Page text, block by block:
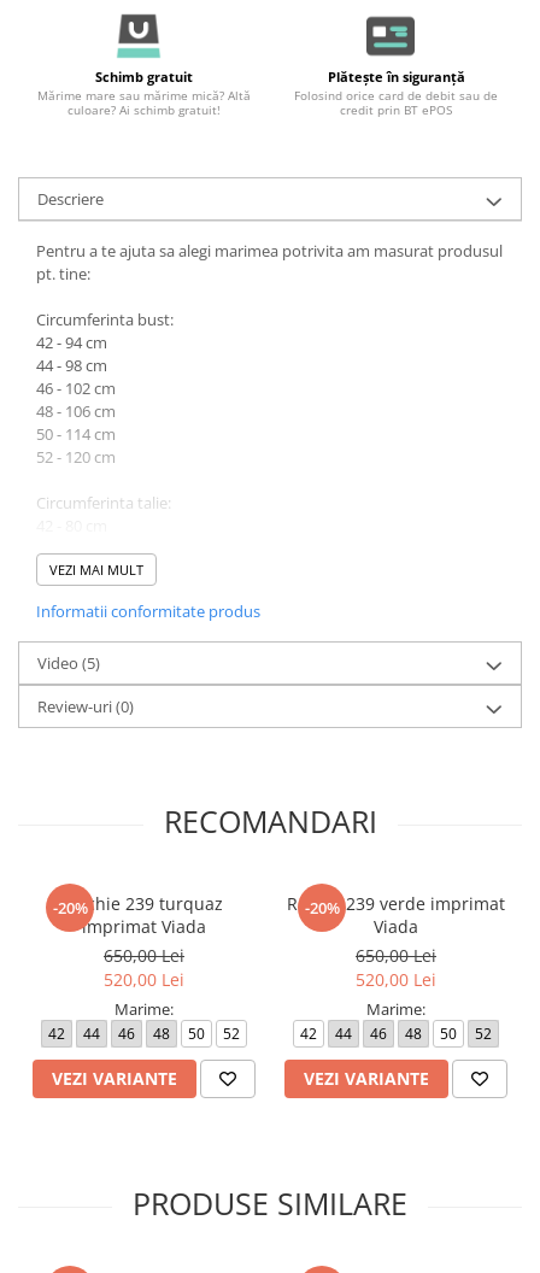
Schimb gratuit
Mărime mare sau mărime mică? Altă
culoare? Ai schimb gratuit!
Plătește în siguranță
Folosind orice card de debit sau de
credit prin BT ePOS
Descriere
Pentru a te ajuta sa alegi marimea potrivita am masurat produsul
pt. tine:
Circumferinta bust:
42 - 94 cm
44 - 98 cm
46 - 102 cm
48 - 106 cm
50 - 114 cm
52 - 120 cm
Circumferinta talie:
44 - 84 cm
46 - 88 cm
50 - 98 cm
52 - 102 cm
Lungime produs cuprinsa intre 124 cm (marimea 42) si 127 cm
(marimea 52).
VEZI MAI MULT
Informatii conformitate produs
Video (5)
Review-uri(0)
RECOMANDARI
-20%
Rochie 239 turquaz
imprimat Viada
650,00 Lei
520,00 Lei
Marime:
42 44 46 48 50 52
VEZI VARIANTE
-20%
Rochie 239 verde imprimat
Viada
650,00 Lei
520,00 Lei
Marime:
42 44 46 48 50 52
VEZI VARIANTE
PRODUSE SIMILARE